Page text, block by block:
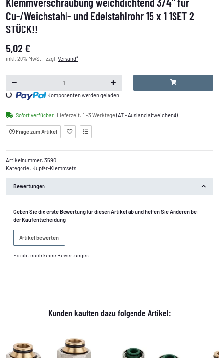
Cu-/Weichstahl- und Edelstahlrohr 15 x 1 1SET 2
STÜCK!!
5,02 €
inkl. 20% MwSt. , zzgl. Versand*
Loading... Komponenten werden geladen ...
Sofort verfügbar Lieferzeit: 1 - 3 Werktage(AT - Ausland abweichend)
Frage zum Artikel
Artikelnummer: 3590
Kategorie: Kupfer-Klemmsets
Bewertungen
Geben Sie die erste Bewertung für diesen Artikel ab und helfen Sie Anderen bei
der Kaufentscheidung
Artikel bewerten
Es gibt noch keine Bewertungen.
Kunden kauften dazu folgende Artikel: